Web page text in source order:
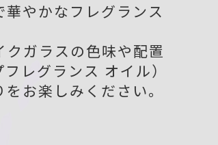
やかなフレグランス
ガラスの色味や配置
レグランス オイル）
お楽しみください。